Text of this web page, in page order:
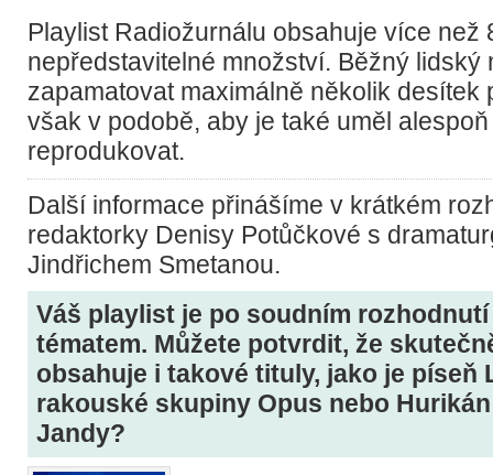
Playlist Radiožurnálu obsahuje více než
nepředstavitelné množství. Běžný lidský
zapamatovat maximálně několik desítek
však v podobě, aby je také uměl
reprodukovat.
Další informace přinášíme v krátkém
redaktorky Denisy Potůčkové s
Jindřichem Smetanou.
Váš playlist je po soudním
tématem. Můžete potvrdit, že
obsahuje i takové tituly, jako je píseň
rakouské skupiny Opus nebo
Jandy?